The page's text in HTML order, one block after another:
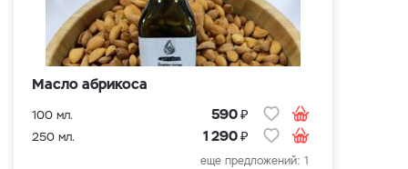
Масло абрикоса
100 мл. 590₽
250 мл. 1 290₽
еще предложений: 1